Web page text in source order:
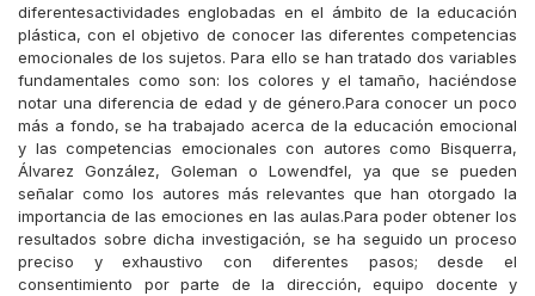
diferentesactividades englobadas en el ámbito de la educación
plástica, con el objetivo de conocer las diferentes competencias
emocionales de los sujetos. Para ello se han tratado dos variables
fundamentales como son: los colores y el tamaño, haciéndose
notar una diferencia de edad y de género.Para conocer un poco
más a fondo, se ha trabajado acerca de la educación emocional
y las competencias emocionales con autores como Bisquerra,
Álvarez González, Goleman o Lowendfel, ya que se pueden
señalar como los autores más relevantes que han otorgado la
importancia de las emociones en las aulas.Para poder obtener los
resultados sobre dicha investigación, se ha seguido un proceso
preciso y exhaustivo con diferentes pasos; desde el
consentimiento por parte de la dirección, equipo docente y